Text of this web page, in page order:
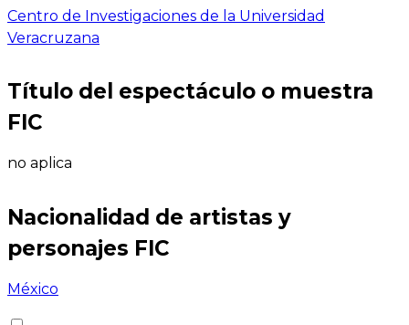
Centro de Investigaciones de la Universidad
Veracruzana
Título del espectáculo o muestra
FIC
no aplica
Nacionalidad de artistas y
personajes FIC
México